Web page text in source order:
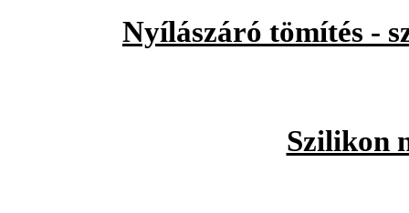
Nyílászáró tömítés -
Szilikon